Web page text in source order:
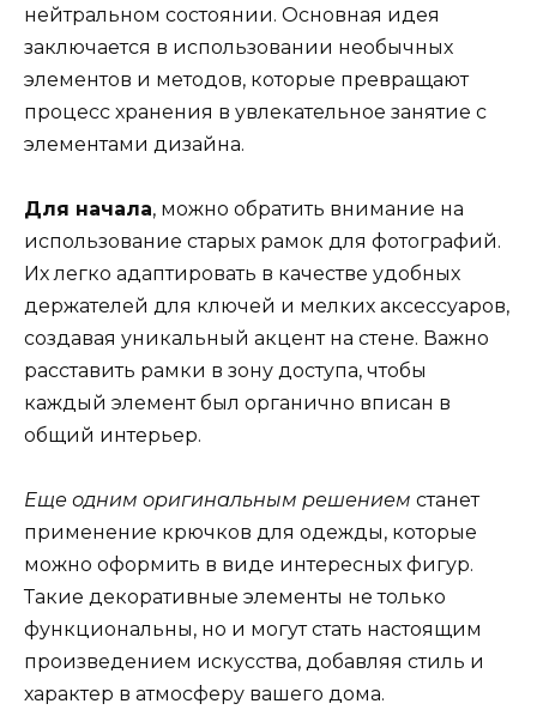
нейтральном состоянии. Основная идея
заключается в использовании необычных
элементов и методов, которые превращают
процесс хранения в увлекательное занятие с
элементами дизайна.
Для начала, можно обратить внимание на
использование старых рамок для фотографий.
Их легко адаптировать в качестве удобных
держателей для ключей и мелких аксессуаров,
создавая уникальный акцент на стене. Важно
расставить рамки в зону доступа, чтобы
каждый элемент был органично вписан в
общий интерьер.
Еще одним оригинальным решением станет
применение крючков для одежды, которые
можно оформить в виде интересных фигур.
Такие декоративные элементы не только
функциональны, но и могут стать настоящим
произведением искусства, добавляя стиль и
характер в атмосферу вашего дома.